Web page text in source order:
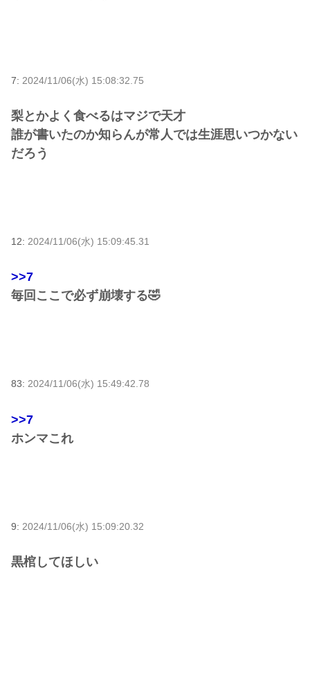
7: 2024/11/06(水) 15:08:32.75
梨とかよく食べるはマジで天才
誰が書いたのか知らんが常人では生涯思いつかない
だろう
12: 2024/11/06(水) 15:09:45.31
>>7
毎回ここで必ず崩壊する🤣
83: 2024/11/06(水) 15:49:42.78
>>7
ホンマこれ
9: 2024/11/06(水) 15:09:20.32
黒棺してほしい